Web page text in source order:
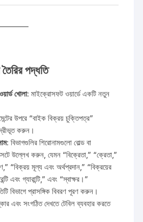
পদ্ধতি
খোলা: মাইক্রোসফট ওয়ার্ডে একটি নতুন
উপরে “বাইক বিক্রয় চুক্তিপত্র”
করুন।
: বিভাগগুলির শিরোনামগুলো বোল্ড বা
উল্লেখ করুন, যেমন “বিক্রেতা,” “ক্রেতা,”
“বিক্রয় মূল্য এবং অর্থপ্রদান,” “বিক্রয়ের
এবং গ্যারান্টি,” এবং “স্বাক্ষর।”
বিভাগে প্রাসঙ্গিক বিবরণ পূরণ করুন।
এবং সংগঠিত দেখতে টেবিল ব্যবহার করতে